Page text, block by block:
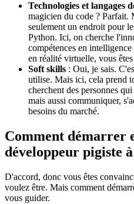
Technologies et langages
magicien du code ? Parfait.
seulement un endroit pour
Python. Ici, on cherche
compétences en
en réalité virtuelle, vous
Soft skills : Oui, je sais.
utilise. Mais ici, cela prend
cherchent des personnes
mais aussi communiquer,
besoins du marché.
Comment démarrer
développeur pigiste
D'accord, donc vous êtes
voulez être. Mais comment
vous guider.